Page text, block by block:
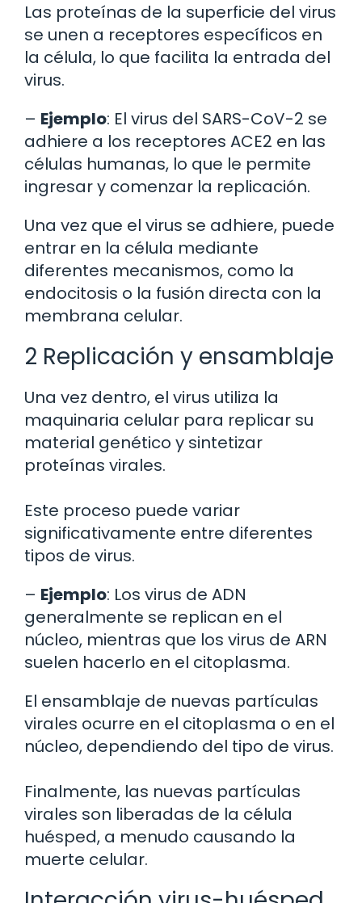
Las proteínas de la superficie del virus
se unen a receptores específicos en
la célula, lo que facilita la entrada del
virus.
– Ejemplo: El virus del SARS-CoV-2 se
adhiere a los receptores ACE2 en las
células humanas, lo que le permite
ingresar y comenzar la replicación.
Una vez que el virus se adhiere, puede
entrar en la célula mediante
diferentes mecanismos, como la
endocitosis o la fusión directa con la
membrana celular.
2 Replicación y ensamblaje
Una vez dentro, el virus utiliza la
maquinaria celular para replicar su
material genético y sintetizar
proteínas virales.
Este proceso puede variar
significativamente entre diferentes
tipos de virus.
– Ejemplo: Los virus de ADN
generalmente se replican en el
núcleo, mientras que los virus de ARN
suelen hacerlo en el citoplasma.
El ensamblaje de nuevas partículas
virales ocurre en el citoplasma o en el
núcleo, dependiendo del tipo de virus.
Finalmente, las nuevas partículas
virales son liberadas de la célula
huésped, a menudo causando la
muerte celular.